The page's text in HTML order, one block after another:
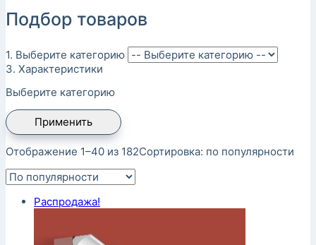
Подбор товаров
1. Выберите категорию
3. Характеристики
Выберите категорию
Применить
Отображение 1–40 из 182Сортировка: по популярности
Распродажа!